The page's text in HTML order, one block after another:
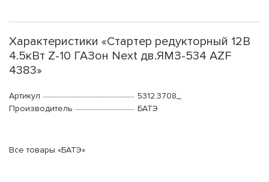
Характеристики «Стартер редукторный 12В
4.5кВт Z-10 ГАЗон Next дв.ЯМЗ-534 AZF
4383»
Артикул
5312.3708_
Производитель
БАТЭ
Все товары «БАТЭ»